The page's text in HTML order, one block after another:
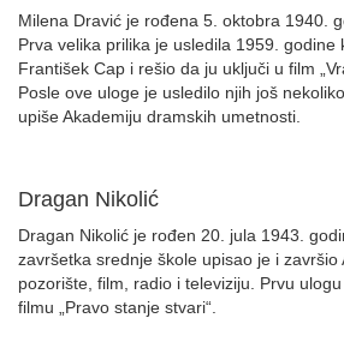
Milena Dravić je rođena 5. oktobra 1940.
Prva velika prilika je usledila 1959. godine
František Cap i rešio da ju uključi u film
Posle ove uloge je usledilo njih još
upiše Akademiju dramskih umetnosti.
Dragan Nikolić
Dragan Nikolić je rođen 20. jula 1943.
završetka srednje škole upisao je i završio
pozorište, film, radio i televiziju. Prvu
filmu „Pravo stanje stvari“.